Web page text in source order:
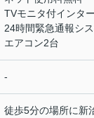
TVモニタ付インタ
24時間緊急通報シ
エアコン2台
-
徒歩5分の場所に新